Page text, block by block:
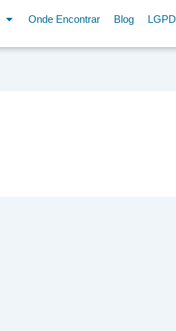
Onde Encontrar Blog LGPD